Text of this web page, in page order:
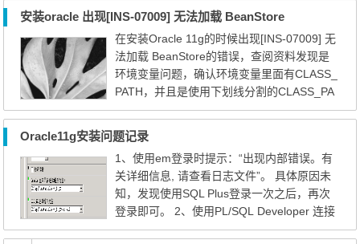
立的，所以理论上来讲只要是hibernate支持
的数据库，liferay 7都可以实际支持。 如果不
想看思路的朋友，可以直接下载下面的包
了，支持oracle、db2、sql server、Sybase
等四种商业数据库。 Life...
安装oracle 出现[INS-07009] 无法加载 BeanStore
在安装Oracle 11g的时候出现[INS-07009] 无
法加载 BeanStore的错误，查阅资料发现是
环境变量问题，确认环境变量里面有CLASS_
PATH，并且是使用下划线分割的CLASS_PA
TH。然后重启安装即可。
Oracle11g安装问题记录
1、使用em登录时提示：“出现内部错误。有
关详细信息, 请查看日志文件”。 具体原因未
知，发现使用SQL Plus登录一次之后，再次
登录即可。 2、使用PL/SQL Developer 连接
64位oracle。 目前的PL/SQL Developer只有